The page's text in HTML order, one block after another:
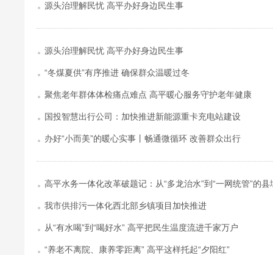
源头治理解民忧 高平办好身边民生事
源头治理解民忧 高平办好身边民生事
“冬煤夏供”有序推进 确保群众温暖过冬
聚焦老年群体体检痛点难点 高平暖心服务守护老年健康
国投智慧出行公司：加快推进新能源重卡充电站建设
办好“小而美”的暖心实事丨畅通微循环 改善群众出行
高平水务一体化改革破题记：从“多龙治水”到“一网统管”的县
我市供排污一体化西北部乡镇项目加快推进
从“有水喝”到“喝好水” 高平把民生温度流进千家万户
“养老不离院、康养零距离” 高平这样托起“夕阳红”